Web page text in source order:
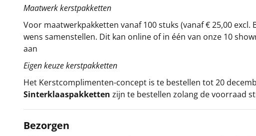
Maatwerk kerstpakketten
Voor maatwerkpakketten vanaf 100 stuks (vanaf € 25,00
wens samenstellen. Dit kan online of in één van onze 10
aan
Eigen keuze kerstpakketten
Het Kerstcomplimenten-concept is te bestellen tot 20
Sinterklaaspakketten zijn te bestellen zolang de voorraad
Bezorgen